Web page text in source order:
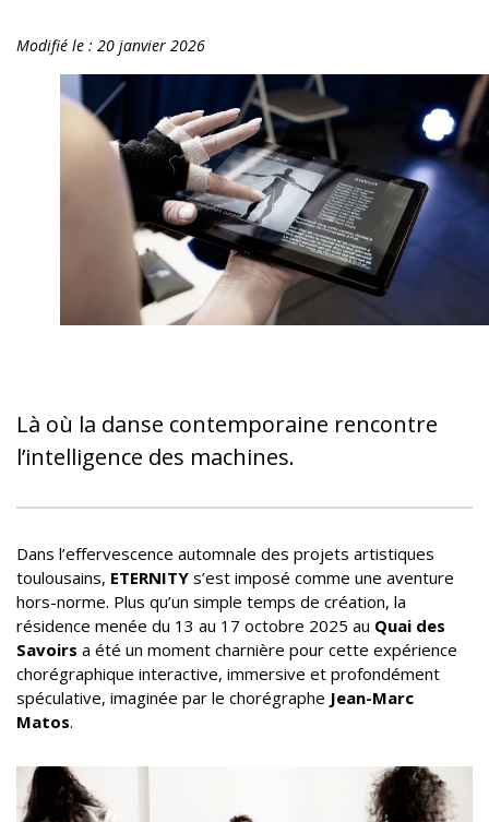
Modifié le : 20 janvier 2026
Là où la danse contemporaine rencontre
l’intelligence des machines.
Dans l’effervescence automnale des projets artistiques
toulousains, ETERNITY s’est imposé comme une aventure
hors-norme. Plus qu’un simple temps de création, la
résidence menée du 13 au 17 octobre 2025 au Quai des
Savoirs a été un moment charnière pour cette expérience
chorégraphique interactive, immersive et profondément
spéculative, imaginée par le chorégraphe Jean-Marc
Matos.